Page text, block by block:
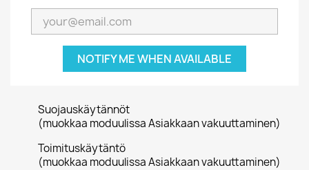
NOTIFY ME WHEN AVAILABLE
Suojauskäytännöt
(muokkaa moduulissa Asiakkaan vakuuttaminen)
Toimituskäytäntö
(muokkaa moduulissa Asiakkaan vakuuttaminen)